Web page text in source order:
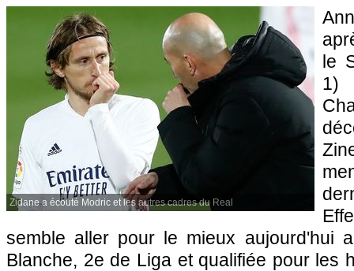
Zidane a écouté Modric et les autres cadres du Real
le
1)
semble aller pour le mieux aujourd'hui
Blanche, 2e de Liga et qualifiée pour les